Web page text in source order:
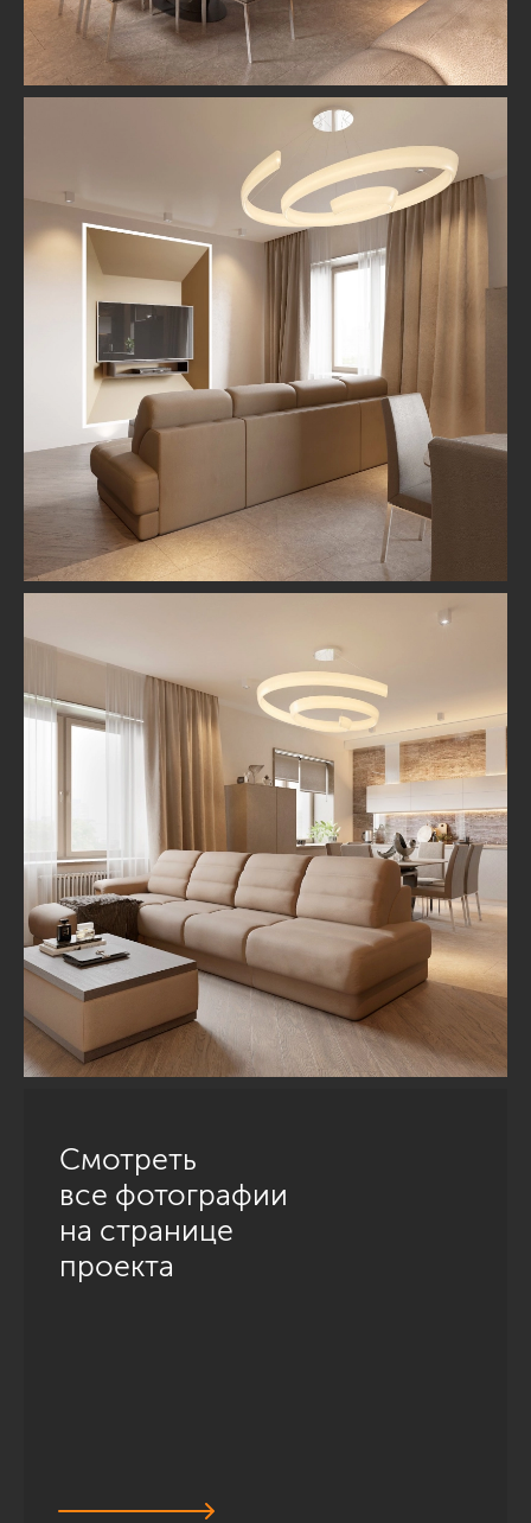
Смотреть
все фотографии
на странице
проекта